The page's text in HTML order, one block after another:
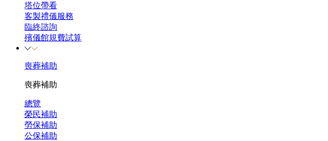
塔位帶看
客製禮儀服務
臨終諮詢
殯儀館規費試算
喪葬補助
喪葬補助
總覽
榮民補助
勞保補助
公保補助